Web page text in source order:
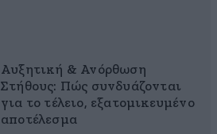
Αυξητική & Ανόρθωση
Στήθους: Πώς συνδυάζονται
για το τέλειο, εξατομικευμένο
αποτέλεσμα